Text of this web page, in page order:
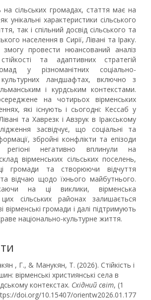
сільських громадах, стаття має на
унікальні характеристики сільського
так і спільний досвід сільського та
населення в Сирії, Лівані та Іраку.
провести нюансований аналіз
та адаптивних стратегій
у різноманітних соціально-
ландшафтах, включно з
і курдським контекстами.
на чотирьох вірменських
які існують і сьогодні: Кессаб у
та Хаврезк і Авзрук в Іракському
засвідчує, що соціальні та
збройні конфлікти та епізоди
негативно вплинули на
вірменських сільських поселень,
громади та створюючи відчуття
відчаю щодо їхнього майбутнього.
на ці виклики, вірменська
сільських районах залишається
вірменські громади і далі підтримують
національно-культурне життя.
, Г., & Манукян, Т. (2026). Стійкість і
вірменські християнські села в
контекстах. Східний світ, (1
doi.org/10.15407/orientw2026.01.177